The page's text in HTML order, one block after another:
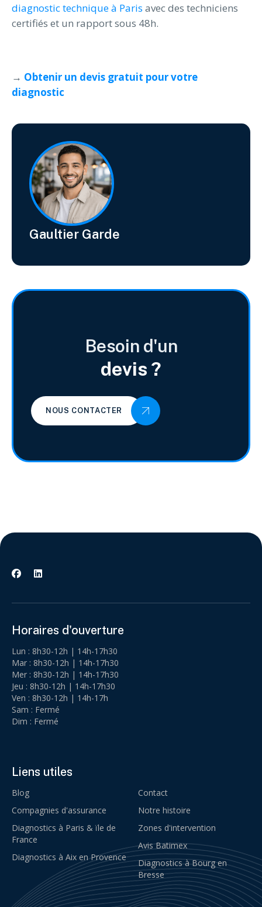
diagnostic technique à Paris avec des techniciens
certifiés et un rapport sous 48h.
→ Obtenir un devis gratuit pour votre
diagnostic
Gaultier Garde
Besoin d'un
devis ?
NOUS CONTACTER
 
Horaires d'ouverture
Lun : 8h30-12h | 14h-17h30
Mar : 8h30-12h | 14h-17h30
Mer : 8h30-12h | 14h-17h30
Jeu : 8h30-12h | 14h-17h30
Ven : 8h30-12h | 14h-17h
Sam : Fermé
Dim : Fermé
Liens utiles
Blog
Compagnies d'assurance
Diagnostics à Paris & ïle de
France
Diagnostics à Aix en Provence
Contact
Notre histoire
Zones d'intervention
Avis Batimex
Diagnostics à Bourg en
Bresse